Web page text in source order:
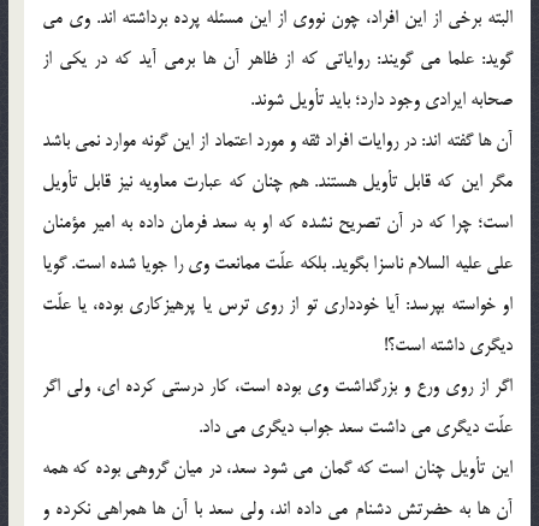
البته برخى از این افراد، چون نووى از این مسئله پرده برداشته اند. وى مى
گوید: علما مى گویند: روایاتى که از ظاهر آن ها برمى آید که در یکى از
صحابه ایرادى وجود دارد؛ باید تأویل شوند.
آن ها گفته اند: در روایات افراد ثقه و مورد اعتماد از این گونه موارد نمى باشد
مگر این که قابل تأویل هستند. هم چنان که عبارت معاویه نیز قابل تأویل
است؛ چرا که در آن تصریح نشده که او به سعد فرمان داده به امیر مؤمنان
على علیه السلام ناسزا بگوید. بلکه علّت ممانعت وى را جویا شده است. گویا
او خواسته بپرسد: آیا خوددارى تو از روى ترس یا پرهیزکارى بوده، یا علّت
دیگرى داشته است؟!
اگر از روى ورع و بزرگداشت وى بوده است، کار درستى کرده اى، ولى اگر
علّت دیگرى مى داشت سعد جواب دیگرى مى داد.
این تأویل چنان است که گمان مى شود سعد، در میان گروهى بوده که همه
آن ها به حضرتش دشنام مى داده اند، ولى سعد با آن ها همراهى نکرده و